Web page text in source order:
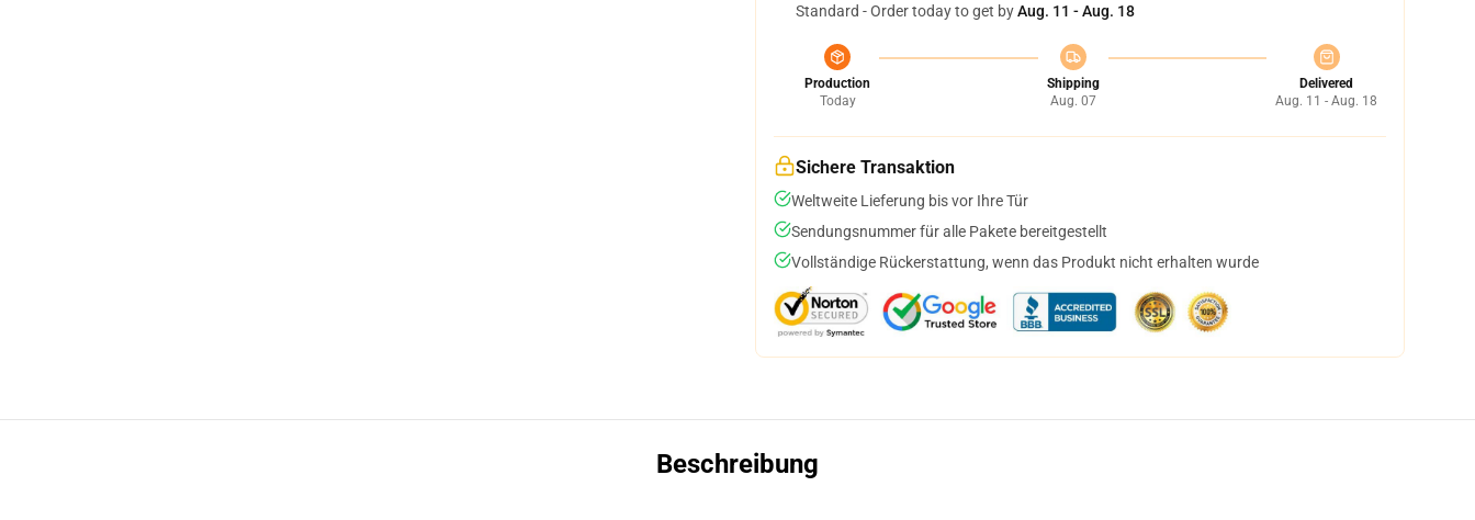
Standard - Order today to get byAug. 11 - Aug. 18
Production
Today
Shipping
Aug. 07
Delivered
Aug. 11 - Aug. 18
Sichere Transaktion
Weltweite Lieferung bis vor Ihre Tür
Sendungsnummer für alle Pakete bereitgestellt
Vollständige Rückerstattung, wenn das Produkt nicht erhalten wurde
Beschreibung